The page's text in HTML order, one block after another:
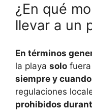
¿En qué
llevar a un
En términos
la playa solo
siempre y cuando
regulaciones
prohibidos